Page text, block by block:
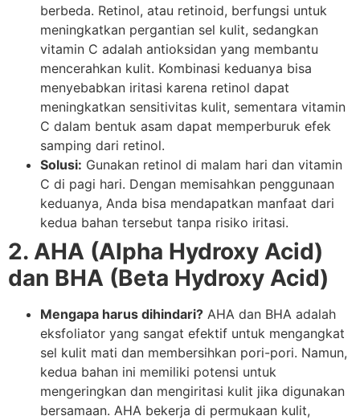
berbeda. Retinol, atau retinoid, berfungsi untuk
meningkatkan pergantian sel kulit, sedangkan
vitamin C adalah antioksidan yang membantu
mencerahkan kulit. Kombinasi keduanya bisa
menyebabkan iritasi karena retinol dapat
meningkatkan sensitivitas kulit, sementara vitamin
C dalam bentuk asam dapat memperburuk efek
samping dari retinol.
Solusi: Gunakan retinol di malam hari dan vitamin
C di pagi hari. Dengan memisahkan penggunaan
keduanya, Anda bisa mendapatkan manfaat dari
kedua bahan tersebut tanpa risiko iritasi.
2. AHA (Alpha Hydroxy Acid)
dan BHA (Beta Hydroxy Acid)
Mengapa harus dihindari? AHA dan BHA adalah
eksfoliator yang sangat efektif untuk mengangkat
sel kulit mati dan membersihkan pori-pori. Namun,
kedua bahan ini memiliki potensi untuk
mengeringkan dan mengiritasi kulit jika digunakan
bersamaan. AHA bekerja di permukaan kulit,